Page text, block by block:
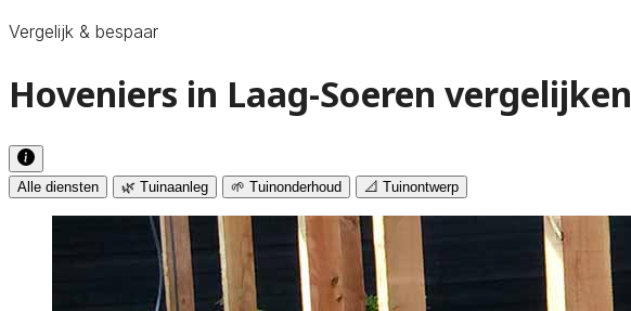
Vergelijk & bespaar
Hoveniers in Laag-Soeren vergelijken
Alle diensten 🌿 Tuinaanleg 🌱 Tuinonderhoud 📐 Tuinontwerp